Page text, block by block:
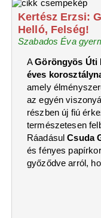
Kertész Erzsi:
Helló, Felség!
Szabados Éva
AGöröngyös Úti
éves
amely
az egyén
részben új fiú
természetesen
RáadásulCsuda
és fényes
győződve arról,